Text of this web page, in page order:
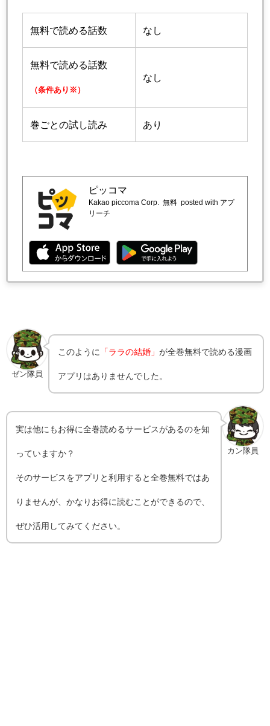
無料で読める話数 なし
無料で読める話数
（条件あり※）
なし
巻ごとの試し読み あり
ピッコマ
Kakao piccoma Corp. 無料 posted with アプ
リーチ
ゼン隊員
このように 「ララの結婚」が全巻無料で読める漫画
アプリはありませんでした。
カン隊員
実は他にもお得に全巻読めるサービスがあるのを知
っていますか？
そのサービスをアプリと利用すると全巻無料ではあ
りませんが、かなりお得に読むことができるので、
ぜひ活用してみてください。